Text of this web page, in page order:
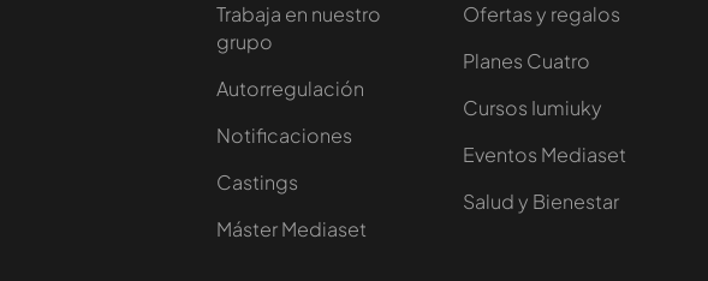
Trabaja en nuestro
grupo
Autorregulación
Notificaciones
Castings
Máster Mediaset
Ofertas y regalos
Planes Cuatro
Cursos Iumiuky
Eventos Mediaset
Salud y Bienestar